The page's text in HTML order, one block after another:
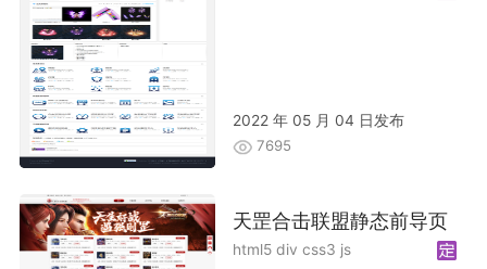
2022 年 05 月 04 日发布
7695
天罡合击联盟静态前导页
html5 div css3 js